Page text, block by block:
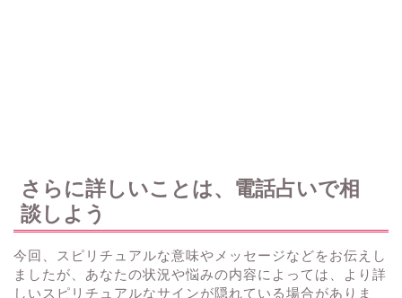
さらに詳しいことは、電話占いで相
談しよう
今回、スピリチュアルな意味やメッセージなどをお伝えし
ましたが、あなたの状況や悩みの内容によっては、より詳
しいスピリチュアルなサインが隠れている場合がありま